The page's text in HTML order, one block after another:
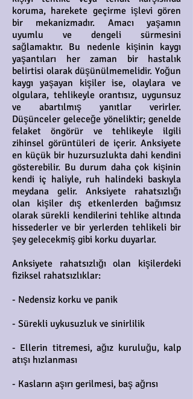
koruma, harekete geçirme işlevi gören
bir mekanizmadır. Amacı yaşamın
uyumlu ve dengeli sürmesini
sağlamaktır. Bu nedenle kişinin kaygı
yaşantıları her zaman bir hastalık
belirtisi olarak düşünülmemelidir. Yoğun
kaygı yaşayan kişiler ise, olaylara ve
olgulara, tehlikeyle orantısız, uygunsuz
ve abartılmış yanıtlar verirler.
Düşünceler geleceğe yöneliktir; genelde
felaket öngörür ve tehlikeyle ilgili
zihinsel görüntüleri de içerir. Anksiyete
en küçük bir huzursuzlukta dahi kendini
gösterebilir. Bu durum daha çok kişinin
kendi iç haliyle, ruh halindeki baskıyla
meydana gelir. Anksiyete rahatsızlığı
olan kişiler dış etkenlerden bağımsız
olarak sürekli kendilerini tehlike altında
hissederler ve bir yerlerden tehlikeli bir
şey gelecekmiş gibi korku duyarlar.
Anksiyete rahatsızlığı olan kişilerdeki
fiziksel rahatsızlıklar:
- Nedensiz korku ve panik
- Sürekli uykusuzluk ve sinirlilik
- Ellerin titremesi, ağız kuruluğu, kalp
atışı hızlanması
- Kasların aşırı gerilmesi, baş ağrısı